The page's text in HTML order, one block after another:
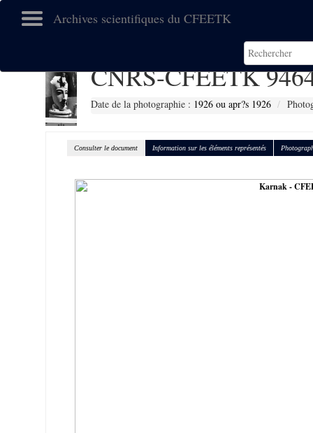
Archives scientifiques du CFEETK
CNRS-CFEETK
Date de la photographie : 1926 ou apr?s 1926
Consulter le document Information sur les éléments représentés